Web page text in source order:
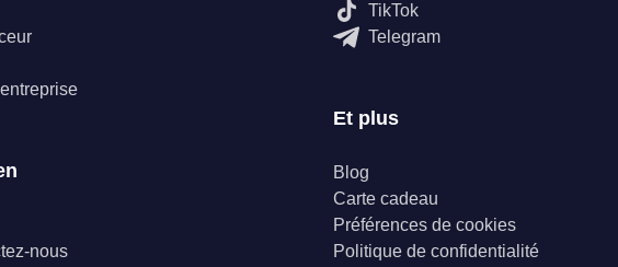
nous
TikTok
Telegram
Et plus
Blog
Carte cadeau
Préférences de cookies
Politique de confidentialité